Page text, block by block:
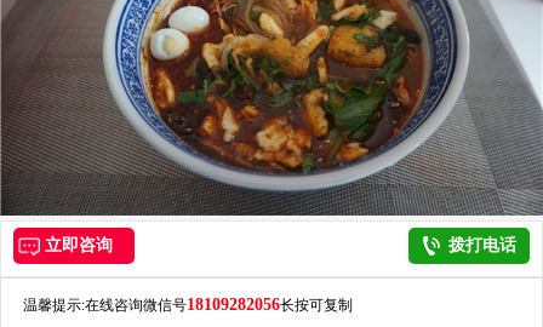
立即咨询 拨打电话
温馨提示:在线咨询微信号18109282056长按可复制